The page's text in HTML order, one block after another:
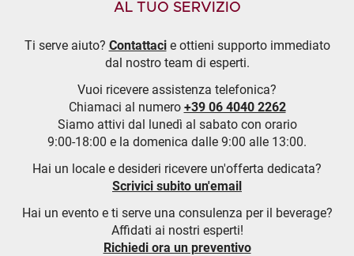
AL TUO SERVIZIO
Ti serve aiuto? Contattacie ottieni supporto immediato
dal nostro team di esperti.
Vuoi ricevere assistenza telefonica?
Chiamaci al numero +39 06 4040 2262
Siamo attivi dal lunedì al sabato con orario
9:00-18:00 e la domenica dalle 9:00 alle 13:00.
Hai un locale e desideri ricevere un'offerta dedicata?
Scrivici subito un'email
Hai un evento e ti serve una consulenza per il beverage?
Affidati ai nostri esperti!
Richiedi ora un preventivo